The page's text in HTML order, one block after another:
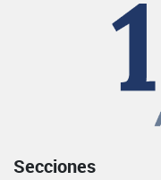
Secciones